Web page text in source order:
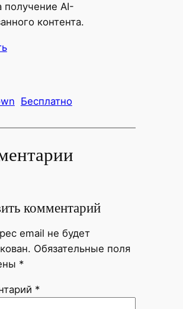
получение AI-
контента.
Бесплатно
комментарий
email не будет
Обязательные поля
*
*